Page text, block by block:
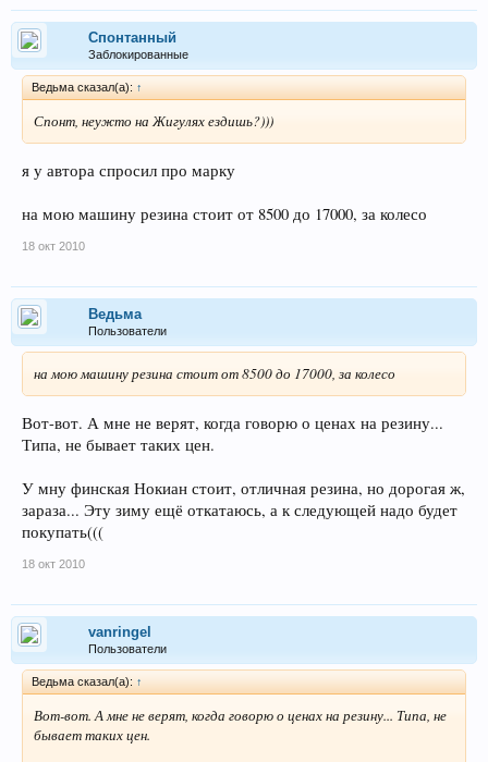
Спонтанный
Заблокированные
Ведьма сказал(а): ↑
Спонт, неужто на Жигулях ездишь?)))
я у автора спросил про марку
на мою машину резина стоит от 8500 до 17000, за колесо
18 окт 2010
Ведьма
Пользователи
на мою машину резина стоит от 8500 до 17000, за колесо
Вот-вот. А мне не верят, когда говорю о ценах на резину...
Типа, не бывает таких цен.
У мну финская Нокиан стоит, отличная резина, но дорогая ж,
зараза... Эту зиму ещё откатаюсь, а к следующей надо будет
покупать(((
18 окт 2010
vanringel
Пользователи
Ведьма сказал(а): ↑
Вот-вот. А мне не верят, когда говорю о ценах на резину... Типа, не
бывает таких цен.